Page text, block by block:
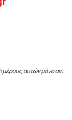
μέρους αυτών μόνο αν: